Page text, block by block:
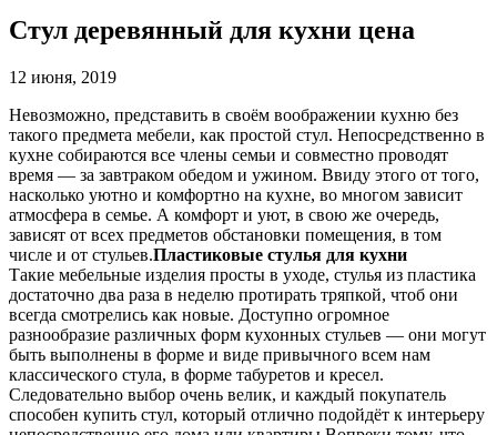
Стул деревянный для кухни цена
12 июня, 2019
Невозможно, представить в своём воображении кухню без
такого предмета мебели, как простой стул. Непосредственно в
кухне собираются все члены семьи и совместно проводят
время — за завтраком обедом и ужином. Ввиду этого от того,
насколько уютно и комфортно на кухне, во многом зависит
атмосфера в семье. А комфорт и уют, в свою же очередь,
зависят от всех предметов обстановки помещения, в том
числе и от стульев.Пластиковые стулья для кухни
Такие мебельные изделия просты в уходе, стулья из пластика
достаточно два раза в неделю протирать тряпкой, чтоб они
всегда смотрелись как новые. Доступно огромное
разнообразие различных форм кухонных стульев — они могут
быть выполнены в форме и виде привычного всем нам
классического стула, в форме табуретов и кресел.
Следовательно выбор очень велик, и каждый покупатель
способен купить стул, который отлично подойдёт к интерьеру